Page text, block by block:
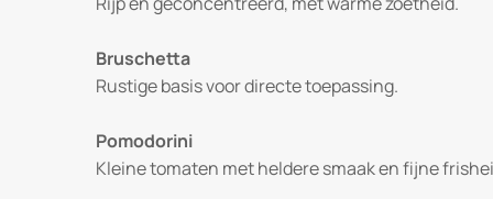
Bruschetta
Rustige basis voor directe toepassing.
Pomodorini
Kleine tomaten met heldere smaak en fijne